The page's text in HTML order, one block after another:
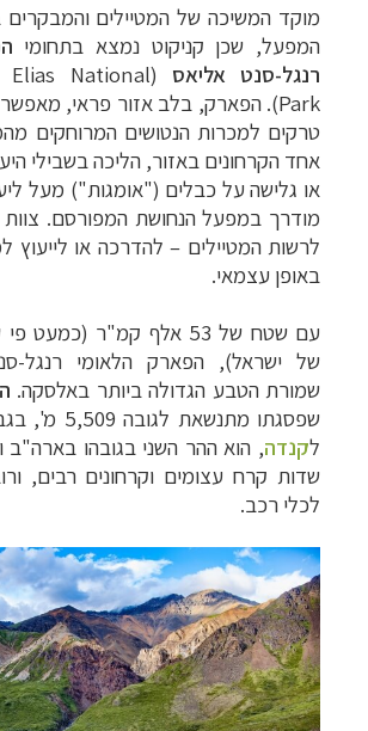
מוקד המשיכה של המטיילים והמבקרים
המפעל, שכן קניקוט נמצא בתחומי
רנגל-סנט אליאס (
Elias National
Park). הפארק, בלב אזור פראי, מאפשר
טרקים למכרות הנטושים המרוחקים
אחד הקרחונים באזור, הליכה בשבילי
או גלישה על כבלים ("אומגות") מעל
מודרך במפעל הנחושת המפורסם. צוות
לרשות המטיילים – להדרכה או לייעוץ
באופן עצמאי.
עם שטח של 53 אלף קמ"ר
של ישראל), הפארק הלאומי רנגל-
שמורת הטבע הגדולה ביותר באלסקה.
שפסגתו מתנשאת לגובה 5,509 מ', בגבול בין
לקנדה, הוא ההר השני בגובהו בארה"ב
שדות קרח עצומים וקרחונים רבים,
לכלי רכב.